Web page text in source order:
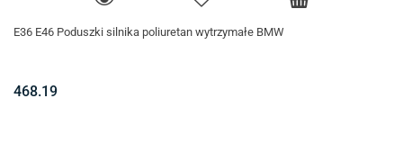
E36 E46 Poduszki silnika poliuretan wytrzymałe BMW
468.19